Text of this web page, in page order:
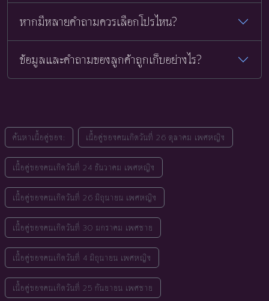
หากมีหลายคำถามควรเลือกโปรไหน?
ข้อมูลและคำถามของลูกค้าถูกเก็บอย่างไร?
ค้นหาเนื้อคู่ของ: เนื้อคู่ของคนเกิดวันที่ 26 ตุลาคม เพศหญิง
เนื้อคู่ของคนเกิดวันที่ 24 ธันวาคม เพศหญิง
เนื้อคู่ของคนเกิดวันที่ 26 มิถุนายน เพศหญิง
เนื้อคู่ของคนเกิดวันที่ 30 มกราคม เพศชาย
เนื้อคู่ของคนเกิดวันที่ 4 มิถุนายน เพศหญิง
เนื้อคู่ของคนเกิดวันที่ 25 กันยายน เพศชาย